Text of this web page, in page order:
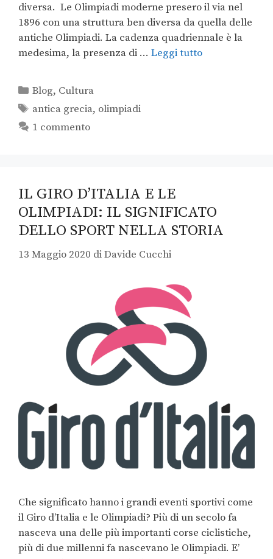
diversa. Le Olimpiadi moderne presero il via nel
1896 con una struttura ben diversa da quella delle
antiche Olimpiadi. La cadenza quadriennale è la
medesima, la presenza di … Leggi tutto
Blog, Cultura
antica grecia, olimpiadi
1 commento
IL GIRO D’ITALIA E LE
OLIMPIADI: IL SIGNIFICATO
DELLO SPORT NELLA STORIA
13 Maggio 2020 diDavide Cucchi
Che significato hanno i grandi eventi sportivi come
il Giro d’Italia e le Olimpiadi? Più di un secolo fa
nasceva una delle più importanti corse ciclistiche,
più di due millenni fa nascevano le Olimpiadi. E’